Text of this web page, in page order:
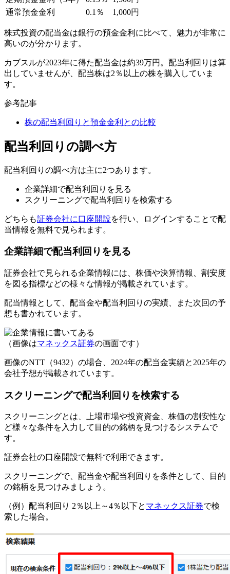
通常預金金利
0.1％ 1,000円
株式投資の配当金は銀行の預金金利に比べて、魅力が非常に
高いのが分かります。
カブスルが2023年に得た配当金は約39万円。配当利回りは算
出していませんが、配当株は2％以上の株を購入していま
す。
参考記事
株の配当利回りと預金金利との比較
配当利回りの調べ方
配当利回りの調べ方は主に2つあります。
企業詳細で配当利回りを見る
スクリーニングで配当利回りを検索する
どちらも証券会社に口座開設を行い、ログインすることで配
当情報を無料で見られます。
企業詳細で配当利回りを見る
証券会社で見られる企業情報には、株価や決算情報、割安度
を図る指標などの様々な情報が掲載されています。
配当情報として、 配当金や配当利回りの実績、また次回の予
想 も書かれています。
（画像はマネックス証券の画面です）
画像のNTT（9432）の場合、2024年の配当金実績と2025年の
会社予想が掲載されています。
スクリーニングで配当利回りを検索する
スクリーニングとは、上場市場や投資資金、株価の割安性な
ど様々な条件を入力して 目的の銘柄を見つけるシステムで
す。
証券会社の口座開設で無料で利用できます。
スクリーニングで、配当金や配当利回りを条件として、目的
の銘柄を見つけみましょう。
（例）配当利回り 2％以上～4％以下と マネックス証券で検
索した場合。